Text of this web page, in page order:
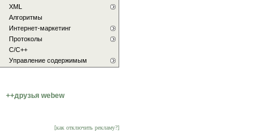
XML
Алгоритмы
Интернет-маркетинг
Протоколы
С/C++
Управление содержимым
++друзья webew
[как отключить рекламу?]